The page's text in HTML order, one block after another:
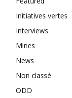
Initiatives vertes
Interviews
Mines
News
Non classé
ODD